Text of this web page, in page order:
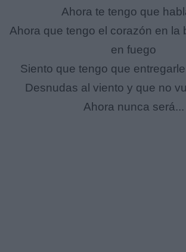
Ahora te tengo que
Ahora que tengo el corazón en la
en fuego
Siento que tengo que
Desnudas al viento y que no
Ahora nunca será...